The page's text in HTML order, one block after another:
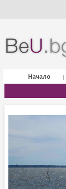
Начало |